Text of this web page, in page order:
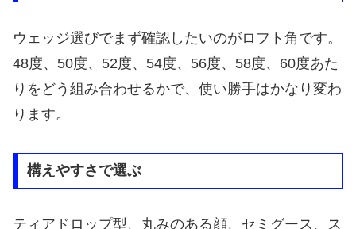
ウェッジ選びでまず確認したいのがロフト角です。
48度、50度、52度、54度、56度、58度、60度あた
りをどう組み合わせるかで、使い勝手はかなり変わ
ります。
構えやすさで選ぶ
ティアドロップ型、丸みのある顔、セミグース、ス